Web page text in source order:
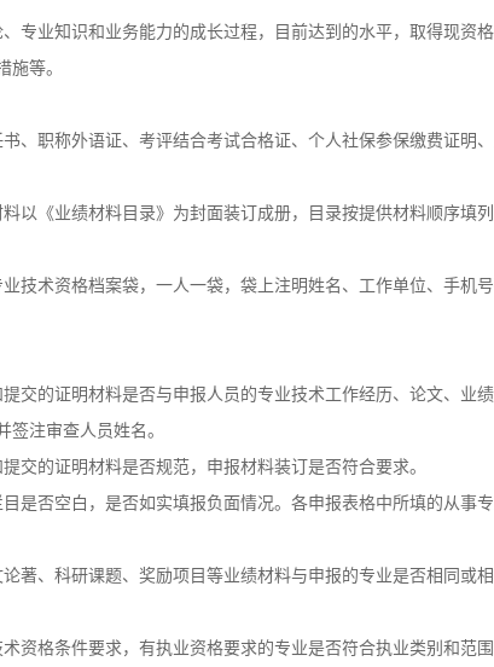
专业知识和业务能力的成长过程，目前达到的水平，取得现资
施等。
、职称外语证、考评结合考试合格证、个人社保参保缴费证明
以《业绩材料目录》为封面装订成册，目录按提供材料顺序填
技术资格档案袋，一人一袋，袋上注明姓名、工作单位、手机
交的证明材料是否与申报人员的专业技术工作经历、论文、业
注审查人员姓名。
交的证明材料是否规范，申报材料装订是否符合要求。
是否空白，是否如实填报负面情况。各申报表格中所填的从事
著、科研课题、奖励项目等业绩材料与申报的专业是否相同或
资格条件要求，有执业资格要求的专业是否符合执业类别和范围